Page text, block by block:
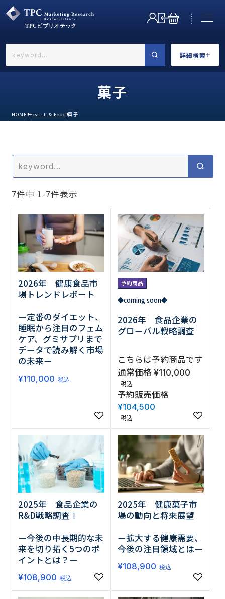
詳細検索
←戻る
カテゴリで選ぶ
調査の種類で選ぶ
リセット 検索する
菓子
HOME Health & Food 菓子
7件中 1-7件表示
2026年 健康食品市
場トレンドレポート
ー定番のダイエット、
睡眠から注目のフェム
ケア、グミサプリまで
データで読み解く市場
の未来ー
¥110,000 税込
予約商品
◆coming soon◆
2026年 食品企業の
グローバル戦略調査
こちらは予約商品です
通常価格 ¥110,000
税込
予約販売価格
¥104,500
税込
2025年 食品企業の
R&D戦略調査Ⅰ
ー今後の中長期的な未
来を切り拓く5つのポ
イントとは？ー
¥108,900 税込
2025年 健康菓子市
場の動向と将来展望
ー拡大する健康需要、
今後の注目領域とはー
¥108,900 税込